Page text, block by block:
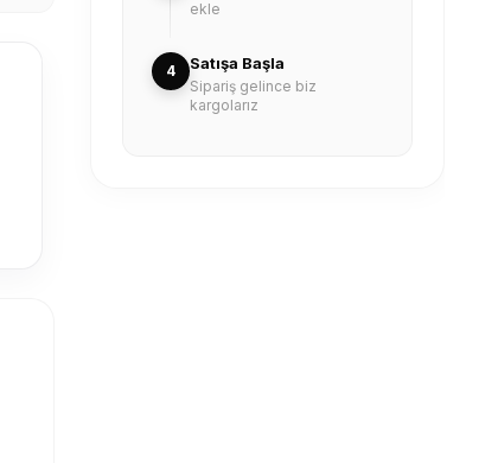
ekle
4 Satışa Başla
Sipariş gelince biz
kargolarız